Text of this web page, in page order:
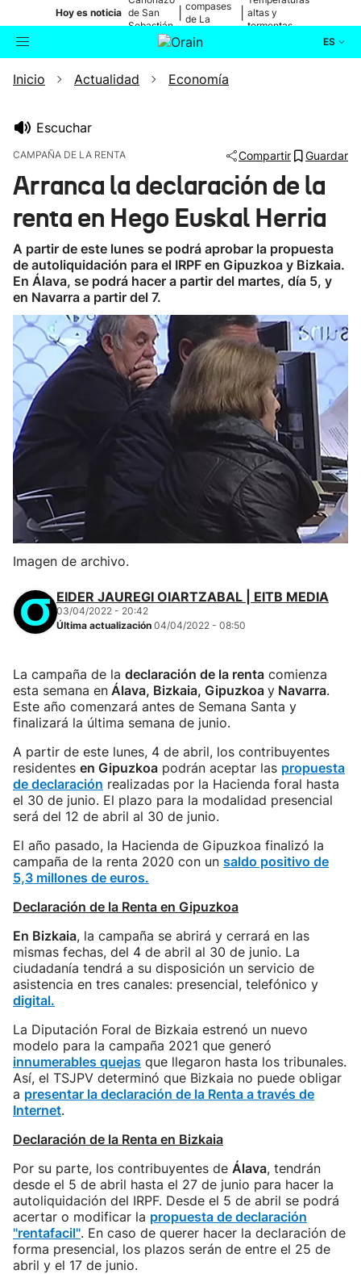
Hoy es noticia de San
Sebastián
compases
de La
altas y
tormentas
ES
Buscador Actualidad
Ikusmiran
Eguraldia
Inicio Actualidad Economía
Escuchar
CAMPAÑA DE LA RENTA Compartir Guardar
Arranca la declaración de la
renta en Hego Euskal Herria
A partir de este lunes se podrá aprobar la propuesta
de autoliquidación para el IRPF en Gipuzkoa y Bizkaia.
En Álava, se podrá hacer a partir del martes, día 5, y
en Navarra a partir del 7.
Imagen de archivo.
EIDER JAUREGI OIARTZABAL | EITB MEDIA
03/04/2022 - 20:42
Última actualización 04/04/2022 - 08:50
La campaña de la declaración de la renta comienza
esta semana en Álava, Bizkaia, Gipuzkoa y Navarra.
Este año comenzará antes de Semana Santa y
finalizará la última semana de junio.
A partir de este lunes, 4 de abril, los contribuyentes
residentes en Gipuzkoa podrán aceptar las propuesta
de declaración realizadas por la Hacienda foral hasta
el 30 de junio. El plazo para la modalidad presencial
será del 12 de abril al 30 de junio.
El año pasado, la Hacienda de Gipuzkoa finalizó la
campaña de la renta 2020 con un saldo positivo de
5,3 millones de euros.
Declaración de la Renta en Gipuzkoa
En Bizkaia, la campaña se abrirá y cerrará en las
mismas fechas, del 4 de abril al 30 de junio. La
ciudadanía tendrá a su disposición un servicio de
asistencia en tres canales: presencial, telefónico y
digital.
La Diputación Foral de Bizkaia estrenó un nuevo
modelo para la campaña 2021 que generó
innumerables quejas que llegaron hasta los tribunales.
Así, el TSJPV determinó que Bizkaia no puede obligar
a presentar la declaración de la Renta a través de
Internet.
Declaración de la Renta en Bizkaia
Por su parte, los contribuyentes de Álava, tendrán
desde el 5 de abril hasta el 27 de junio para hacer la
autoliquidación del IRPF. Desde el 5 de abril se podrá
acertar o modificar la propuesta de declaración
"rentafacil". En caso de querer hacer la declaración de
forma presencial, los plazos serán de entre el 25 de
abril y el 17 de junio.